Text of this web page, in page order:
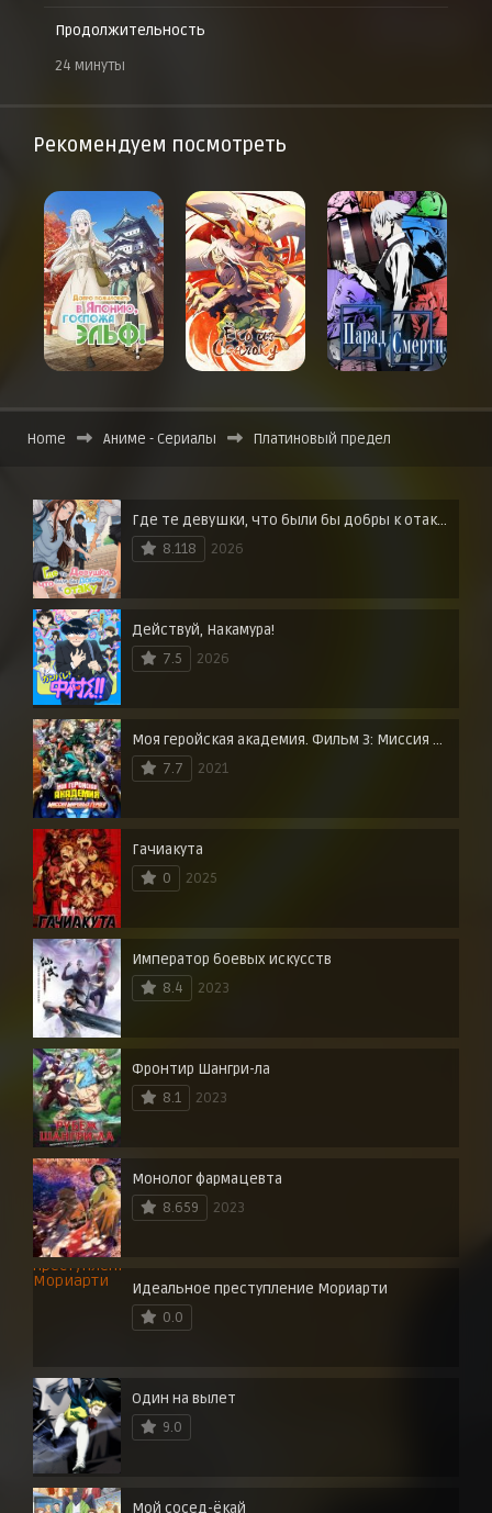
Продолжительность
24 минуты
Рекомендуем посмотреть
Home Аниме - Сериалы Платиновый предел
Где те девушки, что были бы добры к отаку?
8.118
2026
Действуй, Накамура!
7.5
2026
Моя геройская академия. Фильм 3: Миссия мировых героев
7.7
2021
Гачиакута
0
2025
Император боевых искусств
8.4
2023
Фронтир Шангри-ла
8.1
2023
Монолог фармацевта
8.659
2023
Идеальное преступление Мориарти
0.0
Один на вылет
9.0
Мой сосед-ёкай